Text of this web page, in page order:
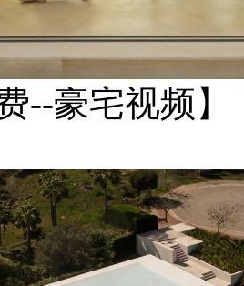
--豪宅视频】